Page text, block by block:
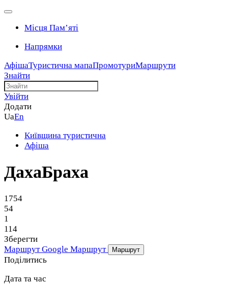
Місця Памʼяті
Напрямки
АфішаТуристична мапаПромотуриМаршрути
Знайти
Увійти
Додати
UaEn
Київщина туристична
Афіша
ДахаБраха
1754
54
1
114
Зберегти
Маршрут Google Маршрут Маршрут
Поділитись
Дата та час